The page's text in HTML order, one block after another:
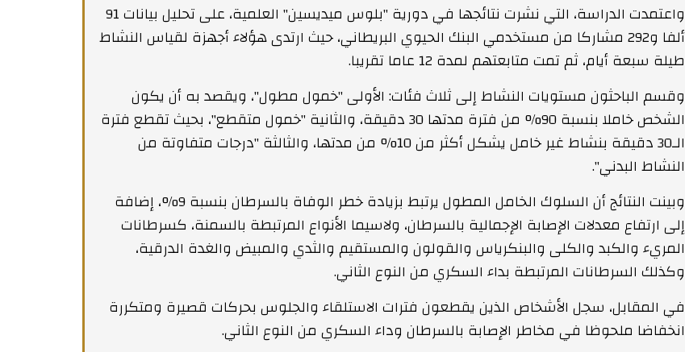
واعتمدت الدراسة، التي نشرت نتائجها في دورية "بلوس ميديسين" العلمية، على تحليل بيانات 91
ألفا و292 مشاركا من مستخدمي البنك الحيوي البريطاني، حيث ارتدى هؤلاء أجهزة لقياس النشاط
طيلة سبعة أيام، ثم تمت متابعتهم لمدة 12 عاما تقريبا.
وقسم الباحثون مستويات النشاط إلى ثلاث فئات: الأولى "خمول مطول"، ويقصد به أن يكون
الشخص خاملا بنسبة 90% من فترة مدتها 30 دقيقة، والثانية "خمول متقطع"، بحيث تقطع فترة
الـ30 دقيقة بنشاط غير خامل يشكل أكثر من 10% من مدتها، والثالثة "درجات متفاوتة من
النشاط البدني".
وبينت النتائج أن السلوك الخامل المطول يرتبط بزيادة خطر الوفاة بالسرطان بنسبة 9%، إضافة
إلى ارتفاع معدلات الإصابة الإجمالية بالسرطان، ولاسيما الأنواع المرتبطة بالسمنة، كسرطانات
المريء والكبد والكلى والبنكرياس والقولون والمستقيم والثدي والمبيض والغدة الدرقية،
وكذلك السرطانات المرتبطة بداء السكري من النوع الثاني.
في المقابل، سجل الأشخاص الذين يقطعون فترات الاستلقاء والجلوس بحركات قصيرة ومتكررة
انخفاضا ملحوظا في مخاطر الإصابة بالسرطان وداء السكري من النوع الثاني.